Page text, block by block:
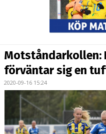
BILDGALLERI
DOKUMENT
KONTAKT
MATCHER
Motståndarkollen:
förväntar sig en
2020-09-16 15:24